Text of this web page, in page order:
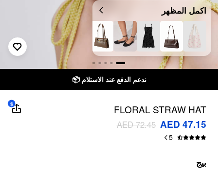
اكمل المظهر
ندعم الدفع عند الاستلام 📦
FLORAL STRAW HAT
AED 47.15
AED 72.45
5
$
بيج